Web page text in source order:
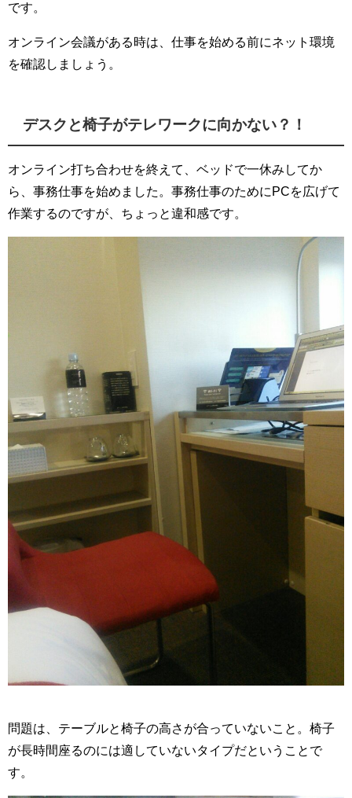
です。
オンライン会議がある時は、仕事を始める前にネット環境
を確認しましょう。
デスクと椅子がテレワークに向かない？！
オンライン打ち合わせを終えて、ベッドで一休みしてか
ら、事務仕事を始めました。事務仕事のためにPCを広げて
作業するのですが、ちょっと違和感です。
問題は、テーブルと椅子の高さが合っていないこと。椅子
が長時間座るのには適していないタイプだということで
す。